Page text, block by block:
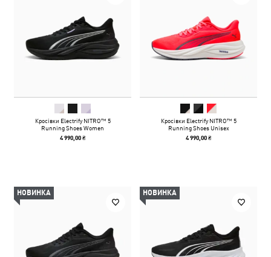
Кросівки Electrify NITRO™ 5
Running Shoes Women
4 990,00 ₴
Кросівки Electrify NITRO™ 5
Running Shoes Unisex
4 990,00 ₴
НОВИНКА НОВИНКА